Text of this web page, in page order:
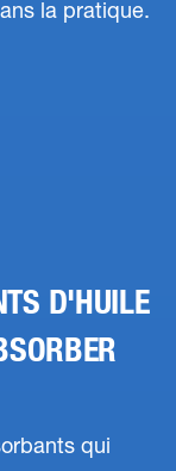
la pratique.
D'HUILE
qui